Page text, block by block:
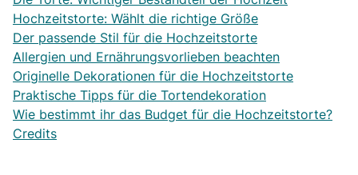
Hochzeitstorte: Wählt die richtige Größe
Der passende Stil für die Hochzeitstorte
Allergien und Ernährungsvorlieben beachten
Originelle Dekorationen für die Hochzeitstorte
Praktische Tipps für die Tortendekoration
Wie bestimmt ihr das Budget für die Hochzeitstorte?
Credits